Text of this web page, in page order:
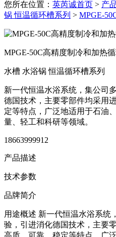
您所在位置： 英芮诚首页 > 产
锅 恒温循环槽系列 > MPGE-
MPGE-50C高精度制冷和加热
水槽 水浴锅 恒温循环槽系列
新一代恒温水浴系统，集公司
德国技术，主要零部件均采用
定等特点，广泛地适用于石油
量、轻工和科研等领域。
18663999912
产品描述
技术参数
品牌简介
用途概述 新一代恒温水浴系统
验，引进消化德国技术，主要